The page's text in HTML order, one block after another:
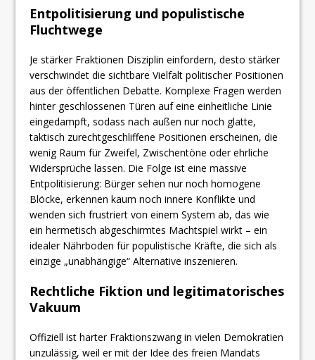
​Entpolitisierung und populistische
Fluchtwege
Je stärker Fraktionen Disziplin einfordern, desto stärker
verschwindet die sichtbare Vielfalt politischer Positionen
aus der öffentlichen Debatte. Komplexe Fragen werden
hinter geschlossenen Türen auf eine einheitliche Linie
eingedampft, sodass nach außen nur noch glatte,
taktisch zurechtgeschliffene Positionen erscheinen, die
wenig Raum für Zweifel, Zwischentöne oder ehrliche
Widersprüche lassen. Die Folge ist eine massive
Entpolitisierung: Bürger sehen nur noch homogene
Blöcke, erkennen kaum noch innere Konflikte und
wenden sich frustriert von einem System ab, das wie
ein hermetisch abgeschirmtes Machtspiel wirkt – ein
idealer Nährboden für populistische Kräfte, die sich als
einzige „unabhängige“ Alternative inszenieren.
​Rechtliche Fiktion und legitimatorisches
Vakuum
Offiziell ist harter Fraktionszwang in vielen Demokratien
unzulässig, weil er mit der Idee des freien Mandats